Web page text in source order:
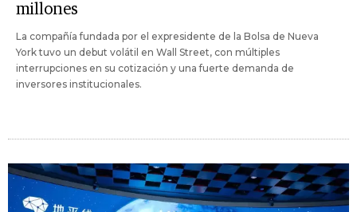
millones
La compañía fundada por el expresidente de la Bolsa de Nueva
York tuvo un debut volátil en Wall Street, con múltiples
interrupciones en su cotización y una fuerte demanda de
inversores institucionales.